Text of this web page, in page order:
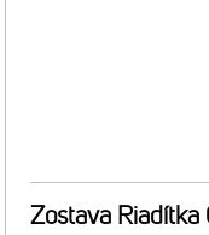
Zostava Riadítka